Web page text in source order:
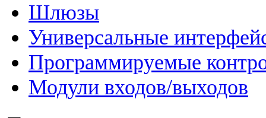
Шлюзы
Универсальные
Программируемые
Модули входов/выходов